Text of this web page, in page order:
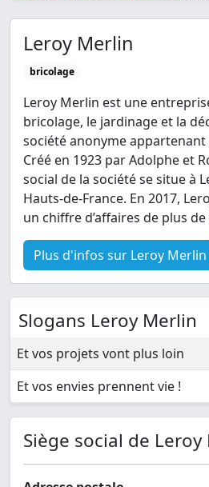
Leroy Merlin
bricolage
Leroy Merlin est une
bricolage, le jardinage et la
société anonyme
Créé en 1923 par Adolphe et
social de la société se situe à
Hauts-de-France. En 2017,
un chiffre d’affaires de plus
Plus d'infos sur Leroy Merlin
Slogans Leroy Merlin
Et vos projets vont plus loin
Et vos envies prennent vie !
Siège social de Leroy